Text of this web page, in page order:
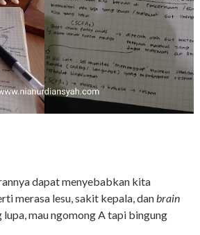
dapat menyebabkan kita
merasa lesu, sakit kepala, danbrain
lupa, mau ngomong A tapi bingung